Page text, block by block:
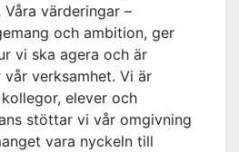
värderingar –
och ambition, ger
vi ska agera och är
verksamhet. Vi är
elever och
stöttar vi vår omgivning
vara nyckeln till